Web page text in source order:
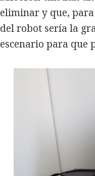
eliminar y que,
del robot sería la
escenario para que